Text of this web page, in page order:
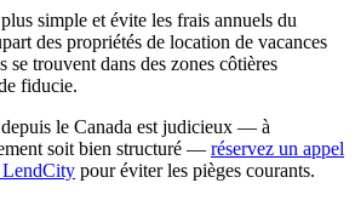
simple et évite les frais annuels du
des propriétés de location de vacances
se trouvent dans des zones côtières
fiducie.
le Canada est judicieux — à
soit bien structuré — réservez un appel
LendCity pour éviter les pièges courants.